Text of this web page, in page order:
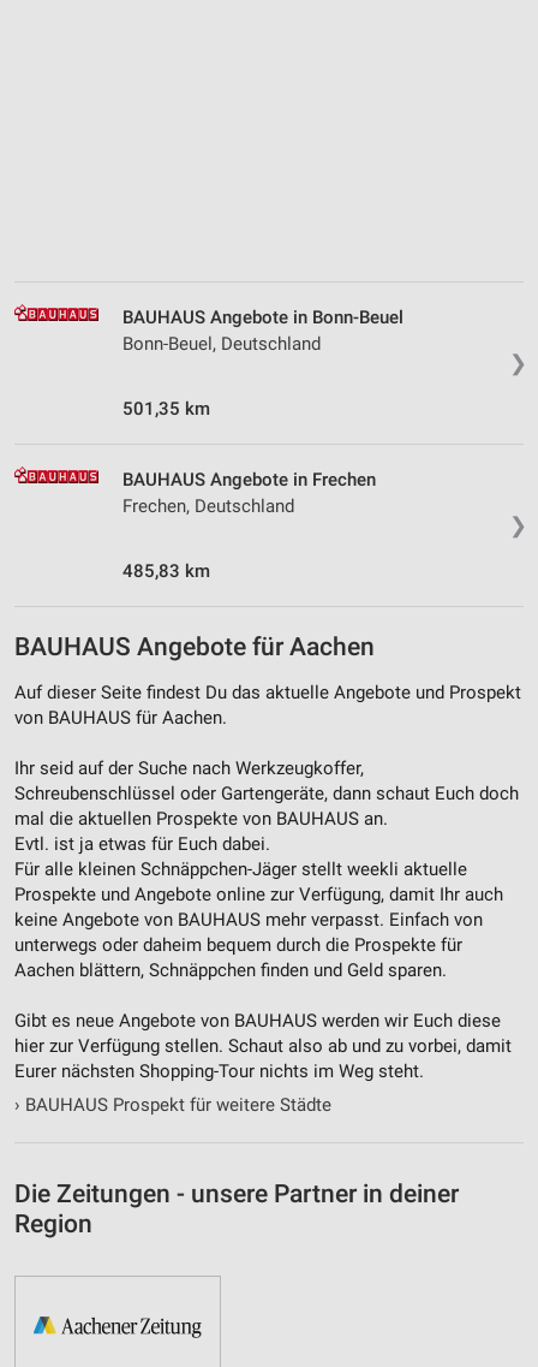
❯
BAUHAUS Angebote in Bonn-Beuel
Bonn-Beuel, Deutschland
501,35 km
❯
BAUHAUS Angebote in Frechen
Frechen, Deutschland
485,83 km
BAUHAUS Angebote für Aachen
Auf dieser Seite findest Du das aktuelle Angebote und Prospekt
von BAUHAUS für Aachen.
Ihr seid auf der Suche nach Werkzeugkoffer,
Schreubenschlüssel oder Gartengeräte, dann schaut Euch doch
mal die aktuellen Prospekte von BAUHAUS an.
Evtl. ist ja etwas für Euch dabei.
Für alle kleinen Schnäppchen-Jäger stellt weekli aktuelle
Prospekte und Angebote online zur Verfügung, damit Ihr auch
keine Angebote von BAUHAUS mehr verpasst. Einfach von
unterwegs oder daheim bequem durch die Prospekte für
Aachen blättern, Schnäppchen finden und Geld sparen.
Gibt es neue Angebote von BAUHAUS werden wir Euch diese
hier zur Verfügung stellen. Schaut also ab und zu vorbei, damit
Eurer nächsten Shopping-Tour nichts im Weg steht.
› BAUHAUS Prospekt für weitere Städte
Die Zeitungen - unsere Partner in deiner
Region
Messung der Performance von Inhalten
Kombinationen von Daten aus verschiedenen
Entwicklung und Verbesserung der Angebote
Verwendung genauer Standortdaten
Geräte anhand von aktiv angeforderten
Informationen identifizieren
Notwendig
Performance
Funktional
Werbung